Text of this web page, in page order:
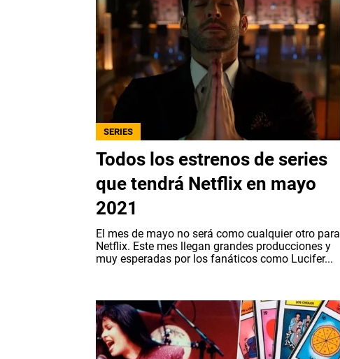
SERIES
Todos los estrenos de series
que tendrá Netflix en mayo
2021
El mes de mayo no será como cualquier otro para
Netflix. Este mes llegan grandes producciones y
muy esperadas por los fanáticos como Lucifer...